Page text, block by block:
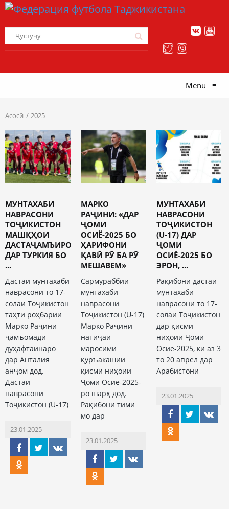
Menu ≡
Асосӣ 2025
МУНТАХАБИ
НАВРАСОНИ
ТОҶИКИСТОН
МАШҚҲОИ
ДАСТАҶАМЪИРО
ДАР ТУРКИЯ БО
...
Дастаи мунтахаби
наврасони то 17-
солаи Тоҷикистон
таҳти роҳбарии
Марко Раҷини
ҷамъомади
дуҳафтаинаро
дар Анталия
анҷом дод.
Дастаи
наврасони
Тоҷикистон (U-17)
23.01.2025
МАРКО
РАҶИНИ: «ДАР
ҶОМИ
ОСИЁ-2025 БО
ҲАРИФОНИ
ҚАВӢ РӮ БА РӮ
МЕШАВЕМ»
Сармураббии
мунтахаби
наврасони
Тоҷикистон (U-17)
Марко Раҷини
натиҷаи
маросими
қуръакашии
қисми ниҳоии
Ҷоми Осиё-2025-
ро шарҳ дод.
Рақибони тими
мо дар
23.01.2025
МУНТАХАБИ
НАВРАСОНИ
ТОҶИКИСТОН
(U-17) ДАР
ҶОМИ
ОСИЁ-2025 БО
ЭРОН, ...
Рақибони дастаи
мунтахаби
наврасони то 17-
солаи Тоҷикистон
дар қисми
ниҳоии Ҷоми
Осиё-2025, ки аз 3
то 20 апрел дар
Арабистони
23.01.2025